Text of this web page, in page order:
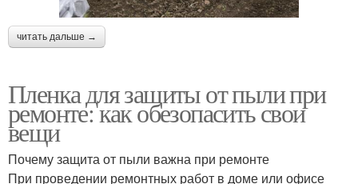
читать дальше →
Пленка для защиты от пыли при
ремонте: как обезопасить свои
вещи
Почему защита от пыли важна при ремонте
При проведении ремонтных работ в доме или офисе